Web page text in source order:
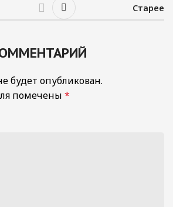
Старее
будет опубликован.
помечены *